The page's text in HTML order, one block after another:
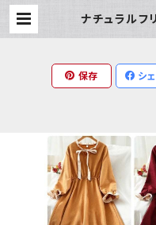
ナチュラルフ
保存 シ